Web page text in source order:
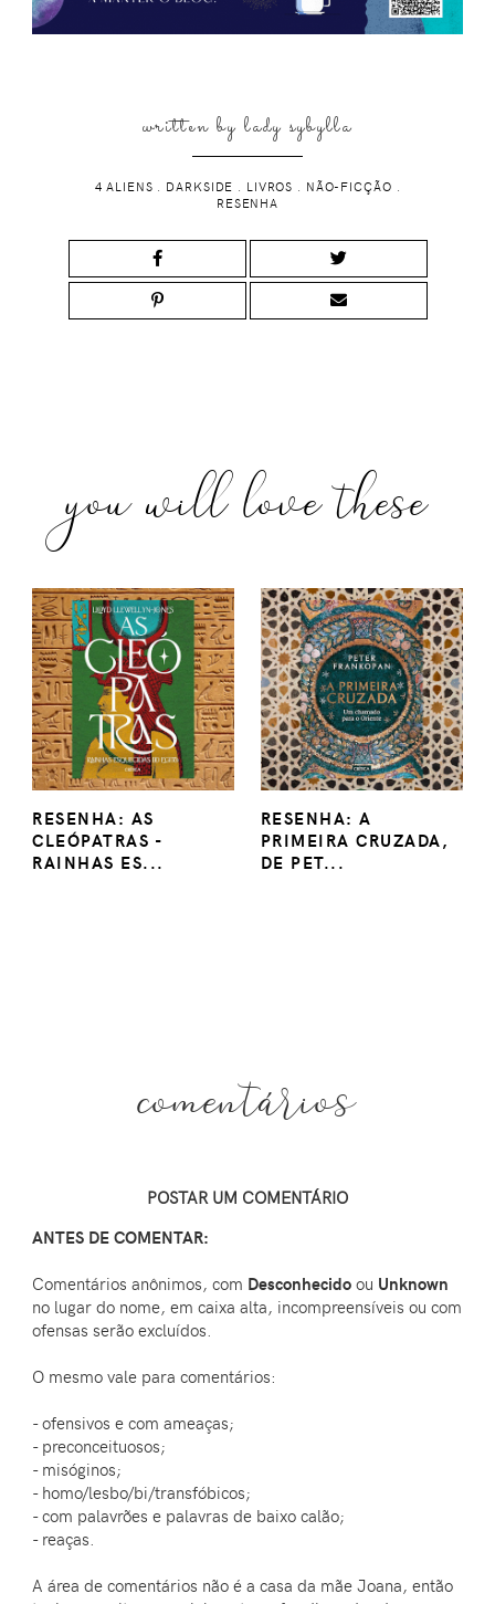
written bylady sybylla
4 ALIENS DARKSIDE LIVROS NÃO-FICÇÃO
RESENHA
you will love these
RESENHA: AS
CLEÓPATRAS -
RAINHAS ES...
RESENHA: A
PRIMEIRA CRUZADA,
DE PET...
comentários
POSTAR UM COMENTÁRIO
ANTES DE COMENTAR:
Comentários anônimos, com Desconhecido ou Unknown
no lugar do nome, em caixa alta, incompreensíveis ou com
ofensas serão excluídos.
O mesmo vale para comentários:
- ofensivos e com ameaças;
- preconceituosos;
- misóginos;
- homo/lesbo/bi/transfóbicos;
- com palavrões e palavras de baixo calão;
- reaças.
A área de comentários não é a casa da mãe Joana, então